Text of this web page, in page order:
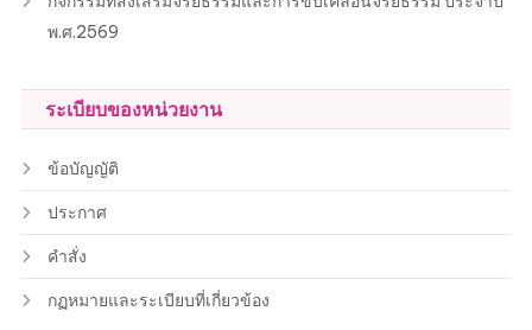
พ.ศ.2569
ระเบียบของหน่วยงาน
ข้อบัญญัติ
ประกาศ
คำสั่ง
กฏหมายและระเบียบที่เกี่ยวข้อง